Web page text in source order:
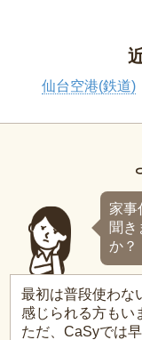
仙台空港(鉄道)
家事
聞き
か？
最初は普段使わな
感じられる方もい
ただ、CaSyでは